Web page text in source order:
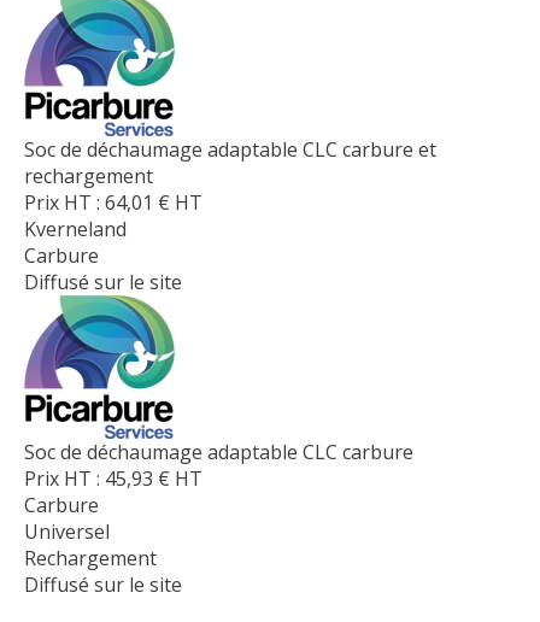
Soc de déchaumage adaptable CLC carbure et
rechargement
Prix HT : 64,01 € HT
Kverneland
Carbure
Diffusé sur le site
Soc de déchaumage adaptable CLC carbure
Prix HT : 45,93 € HT
Carbure
Universel
Rechargement
Diffusé sur le site